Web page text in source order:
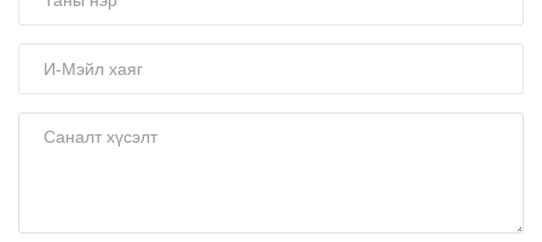
Бидний тухай
Нутгийн удирдлага
Мэдээ мэдээлэл